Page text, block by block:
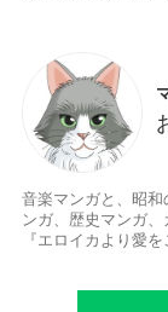
音楽マンガと、昭
ンガ、歴史マンガ
『エロイカより愛
明日美子、つげ義